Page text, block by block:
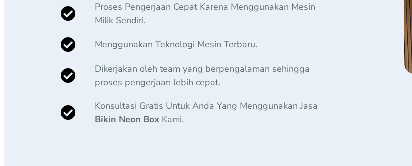
Proses Pengerjaan Cepat Karena Menggunakan Mesin
Milik Sendiri.
Menggunakan Teknologi Mesin Terbaru.
Dikerjakan oleh team yang berpengalaman sehingga
proses pengerjaan lebih cepat.
Konsultasi Gratis Untuk Anda Yang Menggunakan Jasa
Bikin Neon BoxKami.